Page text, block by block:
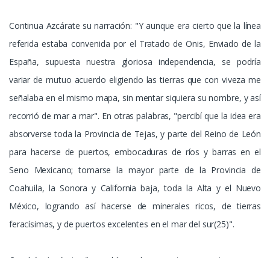
Continua Azcárate su narración: "Y aunque era cierto que la línea
referida estaba convenida por el Tratado de Onis, Enviado de la
España, supuesta nuestra gloriosa independencia, se podría
variar de mutuo acuerdo eligiendo las tierras que con viveza me
señalaba en el mismo mapa, sin mentar siquiera su nombre, y así
recorrió de mar a mar". En otras palabras, "percibí que la idea era
absorverse toda la Provincia de Tejas, y parte del Reino de León
para hacerse de puertos, embocaduras de ríos y barras en el
Seno Mexicano; tomarse la mayor parte de la Provincia de
Coahuila, la Sonora y California baja, toda la Alta y el Nuevo
México, logrando así hacerse de minerales ricos, de tierras
feracísimas, y de puertos excelentes en el mar del sur(25)".